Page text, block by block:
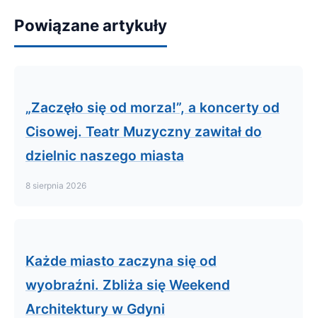
Powiązane artykuły
„Zaczęło się od morza!”, a koncerty od
Cisowej. Teatr Muzyczny zawitał do
dzielnic naszego miasta
8 sierpnia 2026
Każde miasto zaczyna się od
wyobraźni. Zbliża się Weekend
Architektury w Gdyni